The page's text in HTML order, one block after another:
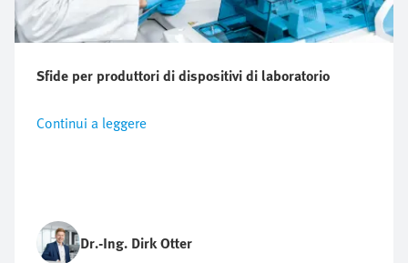
Sfide per produttori di dispositivi di laboratorio
Continui a leggere
Dr.-Ing. Dirk Otter